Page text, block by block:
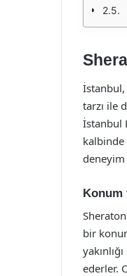
tarzı ile
İstanbul
deneyim
Konum
bir
ederler.